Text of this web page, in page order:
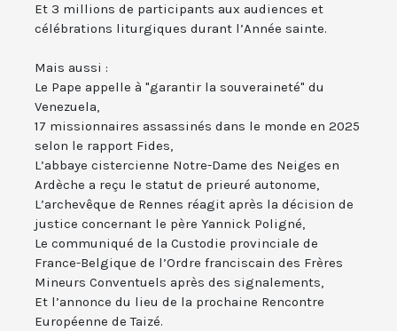
Et 3 millions de participants aux audiences et
célébrations liturgiques durant l’Année sainte.
Mais aussi :
Le Pape appelle à "garantir la souveraineté" du
Venezuela,
17 missionnaires assassinés dans le monde en 2025
selon le rapport Fides,
L’abbaye cistercienne Notre-Dame des Neiges en
Ardèche a reçu le statut de prieuré autonome,
L’archevêque de Rennes réagit après la décision de
justice concernant le père Yannick Poligné,
Le communiqué de la Custodie provinciale de
France-Belgique de l’Ordre franciscain des Frères
Mineurs Conventuels après des signalements,
Et l’annonce du lieu de la prochaine Rencontre
Européenne de Taizé.